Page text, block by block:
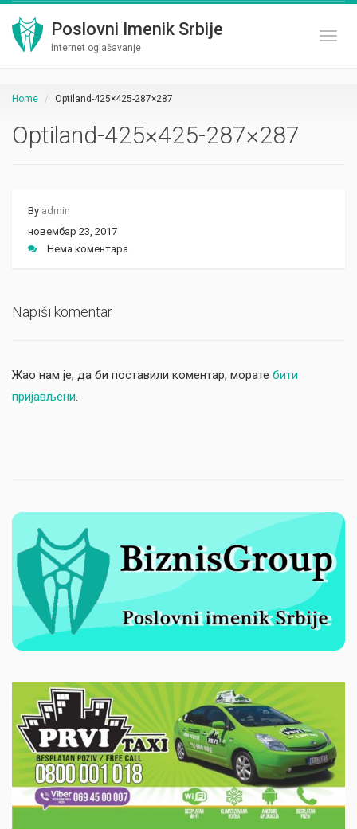
Poslovni Imenik Srbije
Internet oglašavanje
Home Optiland-425×425-287×287
Optiland-425×425-287×287
By admin
новембар 23, 2017
Нема коментара
Napiši komentar
Жао нам је, да би поставили коментар, морате бити
пријављени.